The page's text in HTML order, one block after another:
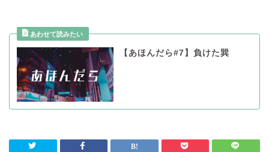
【あほんだら#7】負けた巽